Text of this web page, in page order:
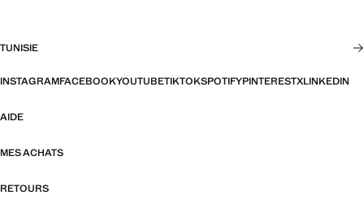
TUNISIE
INSTAGRAMFACEBOOKYOUTUBETIKTOKSPOTIFYPINTERESTXLINKEDIN
AIDE
MES ACHATS
RETOURS